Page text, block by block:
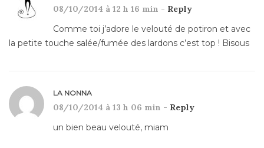
08/10/2014 à 12 h 16 min - Reply
Comme toi j’adore le velouté de potiron et avec
la petite touche salée/fumée des lardons c’est top ! Bisous
LA NONNA
08/10/2014 à 13 h 06 min - Reply
un bien beau velouté, miam